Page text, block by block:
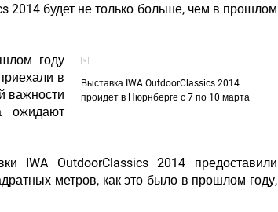
2014 будет не только больше, чем в прошлом
Выставка IWA OutdoorClassics 2014
проидет в Нюрнберге с 7 по 10 марта
году
в
важности
ожидают
IWA OutdoorClassics 2014 предоставили
метров, как это было в прошлом году,